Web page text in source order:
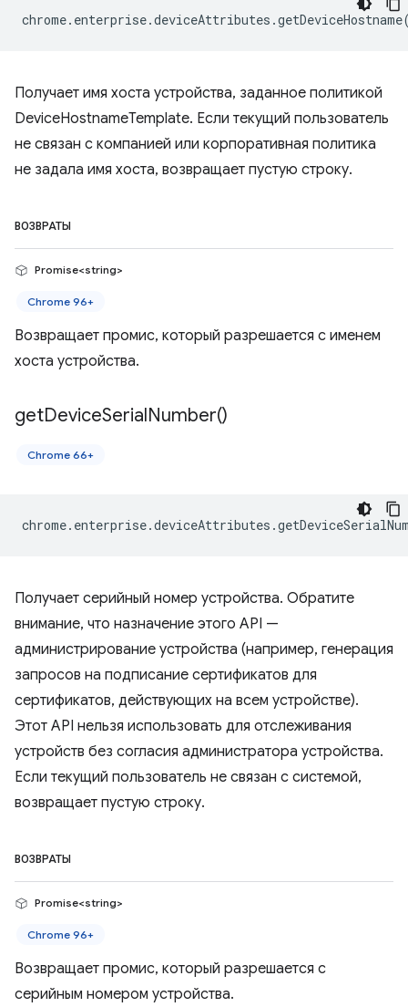
chrome. enterprise.deviceAttributes .getDeviceHostname
Получает имя хоста устройства, заданное политикой
DeviceHostnameTemplate. Если текущий пользователь
не связан с компанией или корпоративная политика
не задала имя хоста, возвращает пустую строку.
ВОЗВРАТЫ
Promise<string>
Chrome 96+
Возвращает промис, который разрешается с именем
хоста устройства.
getDeviceSerialNumber()
Chrome 66+
chrome. enterprise.deviceAttributes .
Получает серийный номер устройства. Обратите
внимание, что назначение этого API —
администрирование устройства (например, генерация
запросов на подписание сертификатов для
сертификатов, действующих на всем устройстве).
Этот API нельзя использовать для отслеживания
устройств без согласия администратора устройства.
Если текущий пользователь не связан с системой,
возвращает пустую строку.
ВОЗВРАТЫ
Promise<string>
Chrome 96+
Возвращает промис, который разрешается с
серийным номером устройства.